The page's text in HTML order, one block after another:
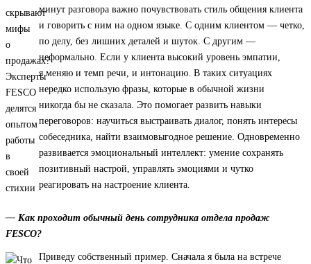
минут разговора важно почувствовать стиль общения клиента
и говорить с ним на одном языке. С одним клиентом — четко,
по делу, без лишних деталей и шуток. С другим —
неформально. Если у клиента высокий уровень эмпатии,
я меняю и темп речи, и интонацию. В таких ситуациях
нередко использую фразы, которые в обычной жизни
никогда бы не сказала. Это помогает развить навыки
переговоров: научиться выстраивать диалог, понять интересы
собеседника, найти взаимовыгодное решение. Одновременно
развивается эмоциональный интеллект: умение сохранять
позитивный настрой, управлять эмоциями и чутко
реагировать на настроение клиента.
— Как проходит обычный день сотрудника отдела продаж
FESCO?
Приведу собственный пример. Сначала я была на встрече